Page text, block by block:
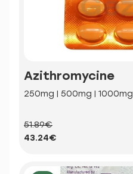
Azithromycine
250mg | 500mg | 1000mg
51.89€
43.24€